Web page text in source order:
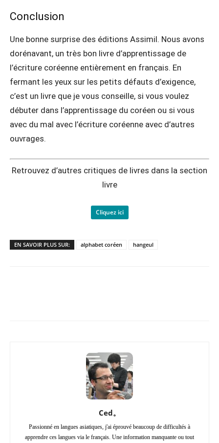
Conclusion
Une bonne surprise des éditions Assimil. Nous avons
dorénavant, un très bon livre d’apprentissage de
l’écriture coréenne entièrement en français. En
fermant les yeux sur les petits défauts d’exigence,
c’est un livre que je vous conseille, si vous voulez
débuter dans l’apprentissage du coréen ou si vous
avec du mal avec l’écriture coréenne avec d’autres
ouvrages.
Retrouvez d’autres critiques de livres dans la section
livre
Cliquez ici
EN SAVOIR PLUS SUR: alphabet coréen hangeul
Ced。
Passionné en langues asiatiques, j'ai éprouvé beaucoup de difficultés à
apprendre ces langues via le français. Une information manquante ou tout